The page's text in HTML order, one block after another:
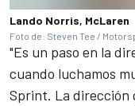
Lando Norris, McLaren
Foto de: Steven Tee /
"Es un paso en la
cuando luchamos
Sprint. La dirección